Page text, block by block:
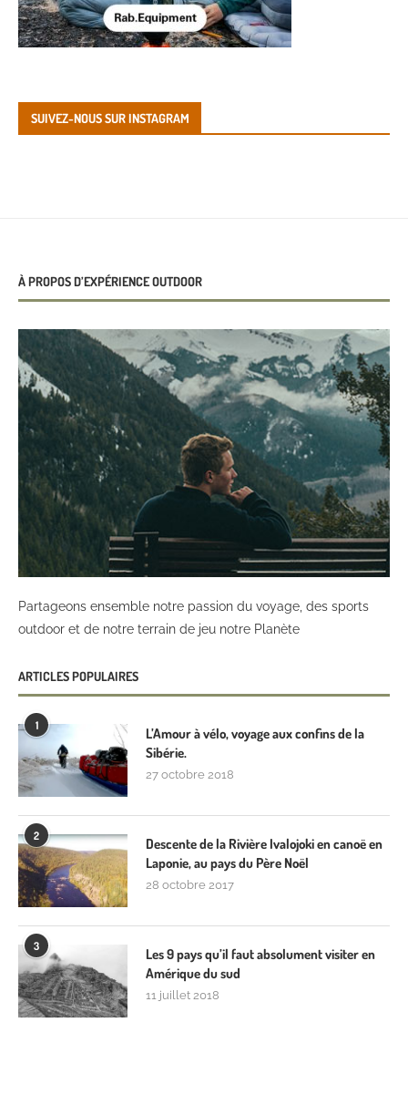
SUIVEZ-NOUS SUR INSTAGRAM
À PROPOS D’EXPÉRIENCE OUTDOOR
Partageons ensemble notre passion du voyage, des sports
outdoor et de notre terrain de jeu notre Planète
ARTICLES POPULAIRES
1
L’Amour à vélo, voyage aux confins de la
Sibérie.
27 octobre 2018
2
Descente de la Rivière Ivalojoki en canoë en
Laponie, au pays du Père Noël
28 octobre 2017
3
Les 9 pays qu’il faut absolument visiter en
Amérique du sud
11 juillet 2018